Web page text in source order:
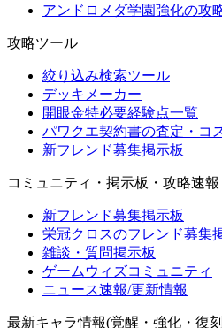
アンドロメダ学園強化の攻
攻略ツール
絞り込み検索ツール
デッキメーカー
開眼金特必要経験点一覧
パワクエ契約書の査定・コ
新フレンド募集掲示板
コミュニティ・掲示板・攻略速報
新フレンド募集掲示板
栄冠クロスのフレンド募集
雑談・質問掲示板
ゲームウィズコミュニティ
ニュース速報/更新情報
最新キャラ情報(覚醒・強化・復